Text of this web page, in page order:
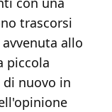
trascorsi
allo
piccola
nuovo in